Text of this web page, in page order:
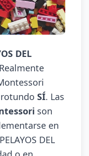
DEL
SÍ. Las
son
en
DEL